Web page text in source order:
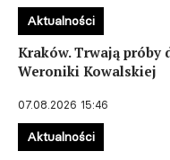
Kraków. Trwają próby
Weroniki Kowalskiej
07.08.2026 15:46
Aktualności
Aktualności